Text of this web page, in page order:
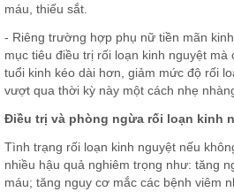
máu, thiếu sắt.
- Riêng trường hợp phụ nữ tiền mãn
mục tiêu điều trị rối loạn kinh nguyệt mà
tuổi kinh kéo dài hơn, giảm mức độ rối
vượt qua thời kỳ này một cách nhẹ
Điều trị và phòng ngừa rối loạn kinh
Tình trạng rối loạn kinh nguyệt nếu
nhiều hậu quả nghiêm trọng như: tăng
máu; tăng nguy cơ mắc các bệnh viêm